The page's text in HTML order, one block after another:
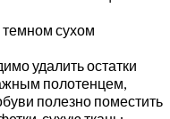
темном сухом
удалить остатки
полотенцем,
полезно поместить